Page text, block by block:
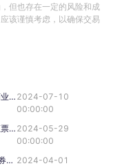
但也存在一定的风险和成
该谨慎考虑，以确保交易
上海票据交易所关于组织实施电子商业汇票系统数据迁移投产上线的通知 2024-07-10
00:00:00
上海票据交易所关于开展电子商业汇票系统数据迁移投产演练和直连接口接入验收工作的通知 2024-05-29
00:00:00
央行：2月份债券市场共发行各类债券47061.2亿元 2024-04-01